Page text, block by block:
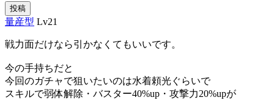
投稿
量産型 Lv21
戦力面だけなら引かなくてもいいです。
今の手持ちだと
今回のガチャで狙いたいのは水着頼光ぐらいで
スキルで弱体解除・バスター40%up・攻撃力20%upが